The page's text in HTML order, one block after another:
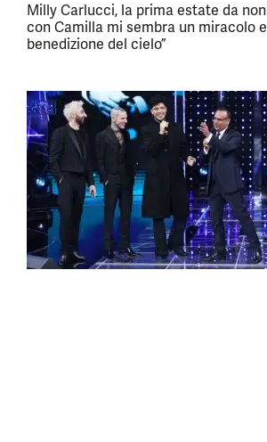
Milly Carlucci, la prima estate da
con Camilla mi sembra un miracolo
benedizione del cielo”